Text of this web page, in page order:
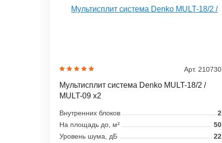
Арт. 210730
Мультисплит система Denko MULT-18/2 /
MULT-09 x2
Внутренних блоков
2
На площадь до, м²
50
Уровень шума, дБ
22